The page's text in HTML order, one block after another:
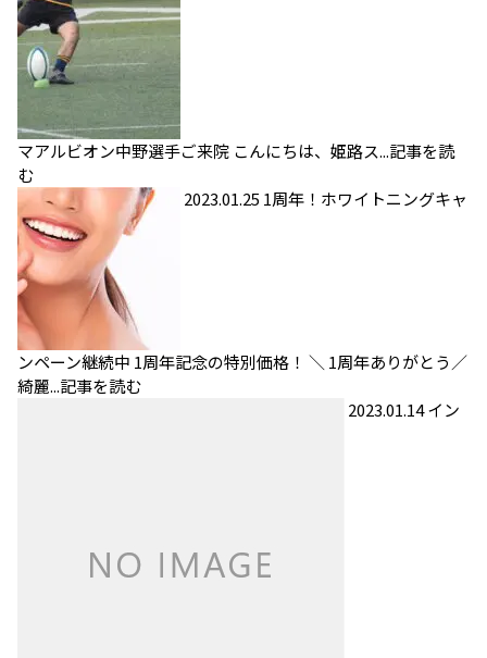
マアルビオン中野選手ご来院 こんにちは、姫路ス...記事を読
む
2023.01.25 1周年！ホワイトニングキャ
ンペーン継続中 1周年記念の特別価格！ ＼ 1周年ありがとう／
綺麗...記事を読む
2023.01.14イン